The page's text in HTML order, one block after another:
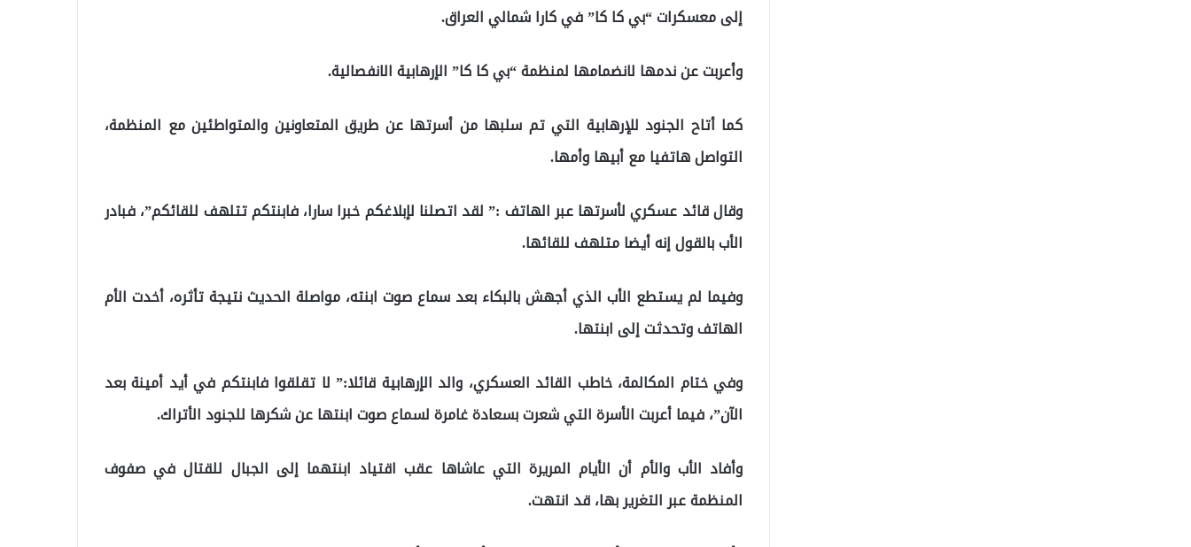
إلى معسكرات “بي كا كا” في كارا شمالي العراق.
وأعربت عن ندمها لانضمامها لمنظمة “بي كا كا” الإرهابية الانفصالية.
كما أتاح الجنود للإرهابية التي تم سلبها من أسرتها عن طريق المتعاونين والمتواطئين مع المنظمة،
التواصل هاتفيا مع أبيها وأمها.
وقال قائد عسكري لأسرتها عبر الهاتف :” لقد اتصلنا لإبلاغكم خبرا سارا، فابنتكم تتلهف للقائكم”، فبادر
الأب بالقول إنه أيضا متلهف للقائها.
وفيما لم يستطع الأب الذي أجهش بالبكاء بعد سماع صوت ابنته، مواصلة الحديث نتيجة تأثره، أخدت الأم
الهاتف وتحدثت إلى ابنتها.
وفي ختام المكالمة، خاطب القائد العسكري، والد الإرهابية قائلا:” لا تقلقوا فابنتكم في أيد أمينة بعد
الآن”، فيما أعربت الأسرة التي شعرت بسعادة غامرة لسماع صوت ابنتها عن شكرها للجنود الأتراك.
وأفاد الأب والأم أن الأيام المريرة التي عاشاها عقب اقتياد ابنتهما إلى الجبال للقتال في صفوف
المنظمة عبر التغرير بها، قد انتهت.